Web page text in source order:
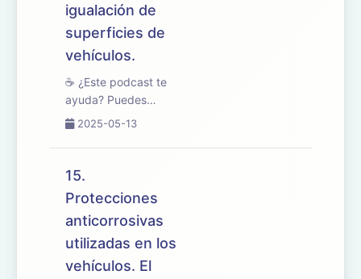
igualación de
superficies de
vehículos.
☕ ¿Este podcast te
ayuda? Puedes
apoyarlo en
🎧 En este episodio
abordamos el tema
oposiciones de
Mantenimiento de
Vehículos, centrado
en las caracterí...
2025-05-13
15.
Protecciones
anticorrosivas
utilizadas en los
vehículos. El